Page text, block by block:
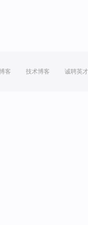
客 技术博客 诚聘英才